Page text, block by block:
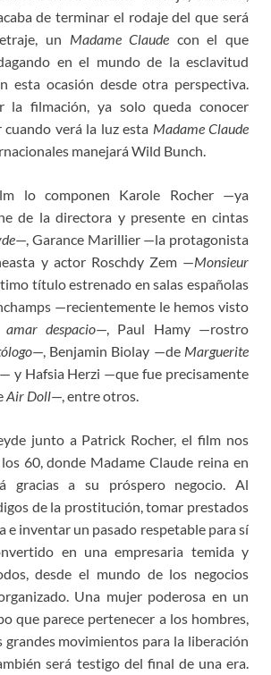
i
n
k
m
e
r
s
t
de terminar el rodaje del que será
un Madame Claude con el que
en el mundo de la esclavitud
esta ocasión desde otra perspectiva.
la filmación, ya solo queda conocer
cuando verá la luz esta Madame Claude
manejará Wild Bunch.
lo componen Karole Rocher —ya
de la directora y presente en cintas
—, Garance Marillier —la protagonista
y actor Roschdy Zem —Monsieur
título estrenado en salas españolas
—recientemente le hemos visto
despacio—, Paul Hamy —rostro
—, Benjamin Biolay —de Marguerite
y Hafsia Herzi —que fue precisamente
Air Doll—, entre otros.
junto a Patrick Rocher, el film nos
60, donde Madame Claude reina en
gracias a su próspero negocio. Al
de la prostitución, tomar prestados
e inventar un pasado respetable para sí
en una empresaria temida y
desde el mundo de los negocios
Una mujer poderosa en un
que parece pertenecer a los hombres,
grandes movimientos para la liberación
será testigo del final de una era.